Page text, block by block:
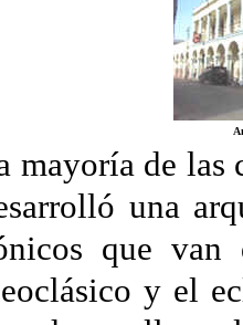
mayoría de las
una
que
y el